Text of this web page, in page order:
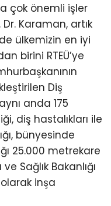
çok önemli işler
Dr. Karaman, artık
ülkemizin en iyi
birini RTEÜ’ye
Diş
anda 175
diş hastalıkları ile
bünyesinde
25.000 metrekare
Sağlık Bakanlığı
inşa